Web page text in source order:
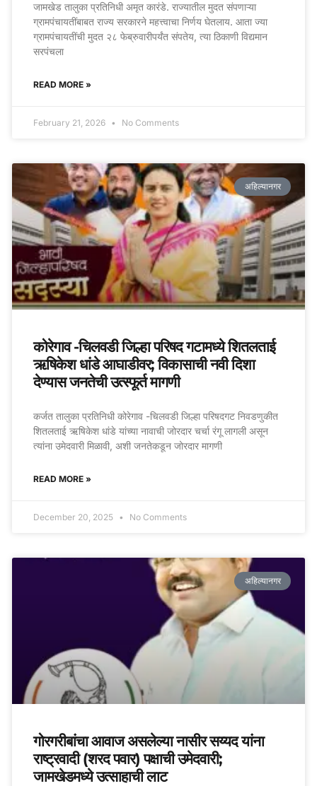
जामखेड तालुका प्रतिनिधी अमृत कारंडे. राज्यातील मुदत संपणाऱ्या
ग्रामपंचायतींबाबत राज्य सरकारने महत्त्वाचा निर्णय घेतलाय. आता ज्या
ग्रामपंचायतींची मुदत २८ फेब्रुवारीपर्यंत संपतेय, त्या ठिकाणी विद्यमान
सरपंचला
READ MORE »
February 21, 2026 No Comments
अहिल्यानगर
कोरेगाव -चिलवडी जिल्हा परिषद गटामध्ये शितलताई
ऋषिकेश धांडे आघाडीवर; विकासाची नवी दिशा
देण्यास जनतेची उत्स्फूर्त मागणी
कर्जत तालुका प्रतिनिधी कोरेगाव -चिलवडी जिल्हा परिषदगट निवडणुकीत
शितलताई ऋषिकेश धांडे यांच्या नावाची जोरदार चर्चा रंगू लागली असून
त्यांना उमेदवारी मिळावी, अशी जनतेकडून जोरदार मागणी
READ MORE »
December 20, 2025 No Comments
अहिल्यानगर
गोरगरीबांचा आवाज असलेल्या नासीर सय्यद यांना
राष्ट्रवादी (शरद पवार) पक्षाची उमेदवारी;
जामखेडमध्ये उत्साहाची लाट